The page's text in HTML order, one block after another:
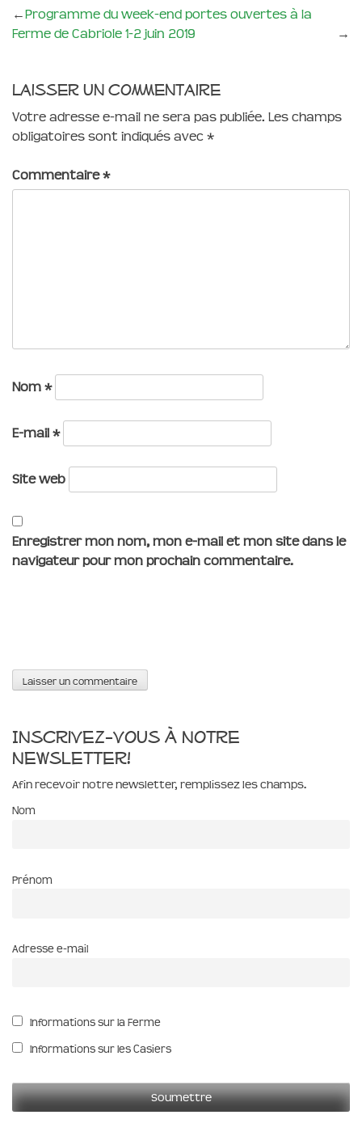
←Programme du week-end portes ouvertes à la
Ferme de Cabriole 1-2 juin 2019
→
Laisser un commentaire
Votre adresse e-mail ne sera pas publiée. Les champs
obligatoires sont indiqués avec *
Commentaire*
Nom *
E-mail *
Site web
Enregistrer mon nom, mon e-mail et mon site dans le
navigateur pour mon prochain commentaire.
Inscrivez-vous à notre
newsletter!
Afin recevoir notre newsletter, remplissez les champs.
Nom
Prénom
Adresse e-mail
Informations sur la Ferme
Informations sur les Casiers